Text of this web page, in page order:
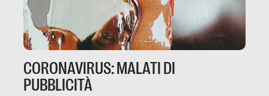
CORONAVIRUS: MALATI DI
PUBBLICITÀ